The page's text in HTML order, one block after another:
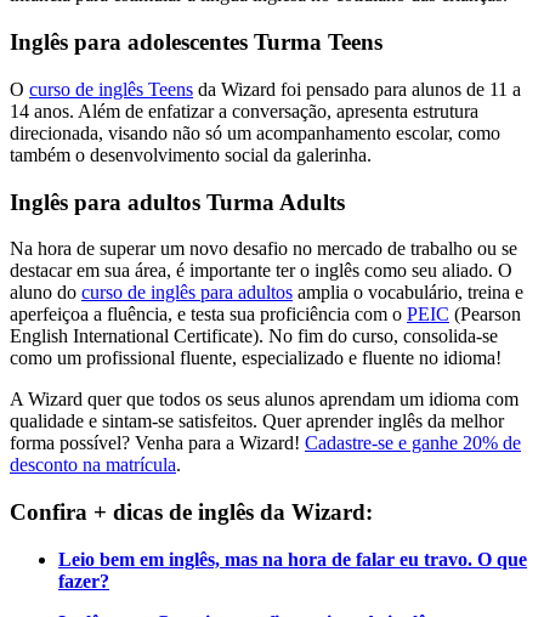
Inglês para adolescentes Turma Teens
O curso de inglês Teens da Wizard foi pensado para alunos de 11 a
14 anos. Além de enfatizar a conversação, apresenta estrutura
direcionada, visando não só um acompanhamento escolar, como
também o desenvolvimento social da galerinha.
Inglês para adultos Turma Adults
Na hora de superar um novo desafio no mercado de trabalho ou se
destacar em sua área, é importante ter o inglês como seu aliado. O
aluno do curso de inglês para adultos amplia o vocabulário, treina e
aperfeiçoa a fluência, e testa sua proficiência com o PEIC (Pearson
English International Certificate). No fim do curso, consolida-se
como um profissional fluente, especializado e fluente no idioma!
A Wizard quer que todos os seus alunos aprendam um idioma com
qualidade e sintam-se satisfeitos. Quer aprender inglês da melhor
forma possível? Venha para a Wizard! Cadastre-se e ganhe 20% de
desconto na matrícula.
Confira + dicas de inglês da Wizard:
Leio bem em inglês, mas na hora de falar eu travo. O que
fazer?